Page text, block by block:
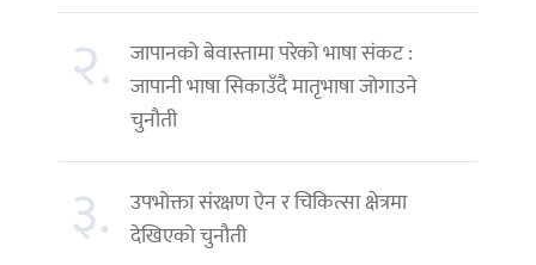
२. जापानको बेवास्तामा परेको भाषा संकट :
जापानी भाषा सिकाउँदै मातृभाषा जोगाउने
चुनौती
३.
उपभोक्ता संरक्षण ऐन र चिकित्सा क्षेत्रमा
देखिएको चुनौती